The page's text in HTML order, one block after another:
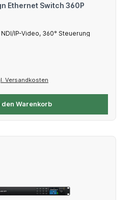
Ethernet Switch 360P
IP-Video, 360° Steuerung
Versandkosten
den Warenkorb